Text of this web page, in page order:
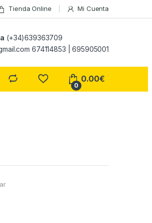
Tienda Online Mi Cuenta
(+34)639363709
674114853 | 695905001
0
0.00€